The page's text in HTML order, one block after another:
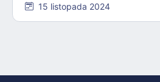
15 listopada 2024